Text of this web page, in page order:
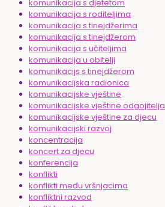
komunikacija s djetetom
komunikacija s roditeljima
komunikacija s tinejdžerima
komunikacija s tinejdžerom
komunikacija s učiteljima
komunikacija u obitelji
komunikacijs s tinejdžerom
komunikacijska radionica
komunikacijske vještine
komunikacijske vještine odgojitelja
komunikacijske vještine za djecu
komunikacijski razvoj
koncentracija
koncert za djecu
konferencija
konflikti
konflikti među vršnjacima
konfliktni razvod